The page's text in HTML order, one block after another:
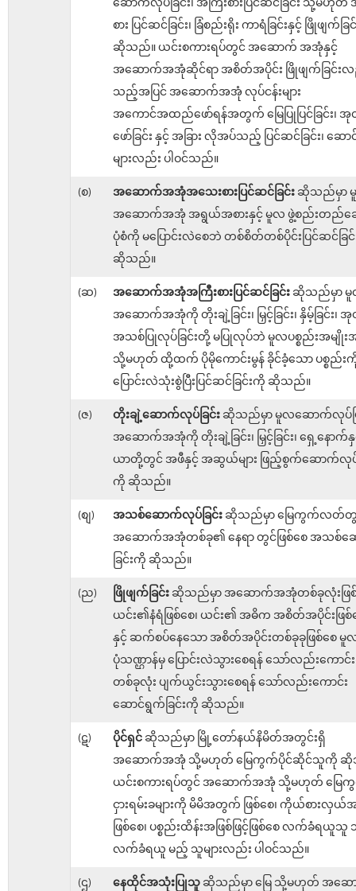
ဆောက်လုပ်ခြင်း၊ အကြီးစားပြင်ဆင်ခြင်း သို့မဟုတ်
စား ပြင်ဆင်ခြင်း၊ ခြံစည်းရိုး ကာရံခြင်းနှင့် ဖြိုဖျက်ခြ
ဆိုသည်။ ယင်းစကားရပ်တွင် အဆောက် အအုံနှင့်
အဆောက်အအုံဆိုင်ရာ အစိတ်အပိုင်း ဖြိုဖျက်ခြင်းလ
သည့်အပြင် အဆောက်အအုံ လုပ်ငန်းများ
အကောင်အထည်ဖော်ရန်အတွက် မြေပြုပြင်ခြင်း၊ အု
ဖော်ခြင်း နှင့် အခြား လိုအပ်သည့် ပြင်ဆင်ခြင်း၊ ဆော
များလည်း ပါဝင်သည်။
(စ) အဆောက်အအုံအသေးစားပြင်ဆင်ခြင်းဆိုသည်မှာ
အဆောက်အအုံ အရွယ်အစားနှင့် မူလ ဖွဲ့စည်းတည်ဆ
ပုံစံကို မပြောင်းလဲစေဘဲ တစ်စိတ်တစ်ပိုင်းပြင်ဆင်ခြ
ဆိုသည်။
(ဆ) အဆောက်အအုံအကြီးစားပြင်ဆင်ခြင်းဆိုသည်မှာ
အဆောက်အအုံကို တိုးချဲ့ခြင်း၊ မြှင့်ခြင်း၊ နှိမ့်ခြင်း၊ အု
အသစ်ပြုလုပ်ခြင်းတို့ မပြုလုပ်ဘဲ မူလပစ္စည်းအမျိုးအ
သို့မဟုတ် ထို့ထက် ပိုမိုကောင်းမွန် ခိုင်ခံ့သော ပစ္စည်း
ပြောင်းလဲသုံးစွဲပြီးပြင်ဆင်ခြင်းကို ဆိုသည်။
(ဇ) တိုးချဲ့ဆောက်လုပ်ခြင်းဆိုသည်မှာ မူလဆောက်လုပ်ပ
အဆောက်အအုံကို တိုးချဲ့ခြင်း၊ မြှင့်ခြင်း၊ ရှေ့နောက်
ယာတို့တွင် အဖီနှင့် အဆွယ်များ ဖြည့်စွက်ဆောက်လုပ်
ကို ဆိုသည်။
(စျ) အသစ်ဆောက်လုပ်ခြင်းဆိုသည်မှာ မြေကွက်လတ်တွင်
အဆောက်အအုံတစ်ခု၏ နေရာ တွင်ဖြစ်စေ အသစ်
ခြင်းကို ဆိုသည်။
(ည) ဖြိုဖျက်ခြင်းဆိုသည်မှာ အဆောက်အအုံတစ်ခုလုံးဖြစ်
ယင်း၏နံရံဖြစ်စေ၊ ယင်း၏ အဓိက အစိတ်အပိုင်းဖြစ်စ
နှင့် ဆက်စပ်နေသော အစိတ်အပိုင်းတစ်ခုခုဖြစ်စေ မူ
ပုံသဏ္ဌာန်မှ ပြောင်းလဲသွားစေရန် သော်လည်းကောင်
တစ်ခုလုံး ပျက်ယွင်းသွားစေရန် သော်လည်းကောင်း
ဆောင်ရွက်ခြင်းကို ဆိုသည်။
(ဋ) ပိုင်ရှင်ဆိုသည်မှာ မြို့တော်နယ်နိမိတ်အတွင်းရှိ
အဆောက်အအုံ သို့မဟုတ် မြေကွက်ပိုင်ဆိုင်သူကို ဆို
ယင်းစကားရပ်တွင် အဆောက်အအုံ သို့မဟုတ် မြေ
ငှားရမ်းခများကို မိမိအတွက် ဖြစ်စေ၊ ကိုယ်စားလှယ်အ
ဖြစ်စေ၊ ပစ္စည်းထိန်းအဖြစ်ဖြင့်ဖြစ်စေ လက်ခံရ
လက်ခံရယူ မည့် သူများလည်း ပါဝင်သည်။
(ဌ) နေထိုင်အသုံးပြုသူဆိုသည်မှာ မြေ သို့မဟုတ် အဆ